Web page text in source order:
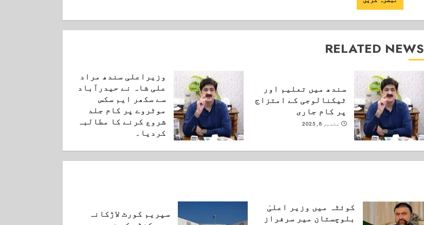
RELATED NEWS
سندھ میں تعلیم اور
ٹیکنالوجی کے امتزاج
پر کام جاری
ستمبر 8, 2025
وزیراعلی سندھ مراد
علی شاہ نے حیدرآباد
سے سکھر ایم سکس
موٹروے پر کام جلد
شروع کرنے کا مطالبہ
کردیا۔
کوئٹہ میں وزیر اعلیٰ
بلوچستان میر سرفراز
سپریم کورٹ لاڑکانہ